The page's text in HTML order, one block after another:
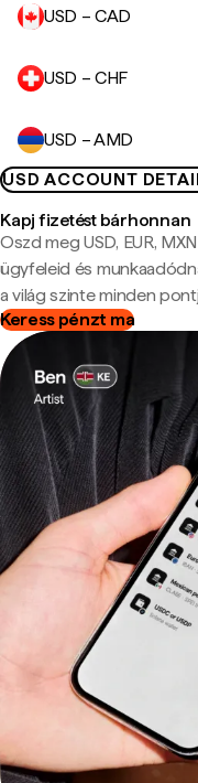
USD – CAD
USD – CHF
USD – AMD
USD ACCOUNT
Kapj fizetést bárhonnan
Oszd meg USD, EUR,
ügyfeleid és
a világ szinte minden
Keress pénzt ma